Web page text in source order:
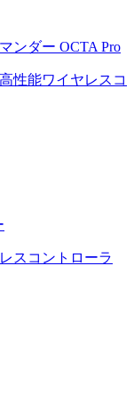
ンダー OCTA Pro
性能ワイヤレスコ
スコントローラ